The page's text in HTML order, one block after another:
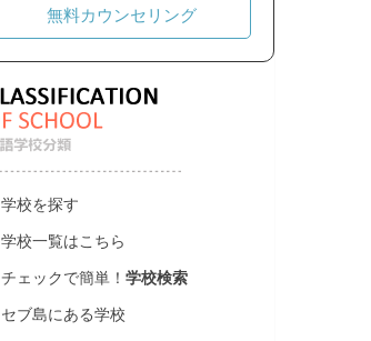
無料カウンセリング
学校を探す
学校一覧はこちら
チェックで簡単！ 学校検索
セブ島にある学校